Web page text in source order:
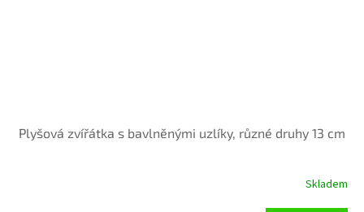
Plyšová zvířátka s bavlněnými uzlíky, různé druhy 13 cm
Skladem